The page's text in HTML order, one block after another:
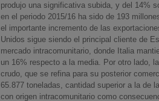
produjo una significativa subida, y del 14%
en el periodo 2015/16 ha sido de 193
el importante incremento de las
Unidos sigue siendo el principal cliente de
mercado intracomunitario, donde Italia
un 16% respecto a la media. Por otro lado,
crudo, que se refina para su posterior
65.877 toneladas, cantidad superior a la de
con origen intracomunitario como